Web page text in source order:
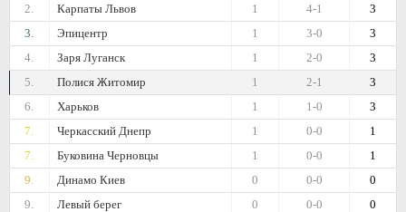
2.
Карпаты Львов 3
4-1
1
3.
Эпицентр 3
3-0
1
4.
Заря Луганск 3
2-0
1
5.
Полися Житомир 3
2-1
1
6.
Харьков 3
1-0
1
7.
Черкасский Днепр 1
0-0
1
7.
Буковина Черновцы 1
0-0
1
9.
Динамо Киев 0
0-0
0
9.
Левый берег 0
0-0
0